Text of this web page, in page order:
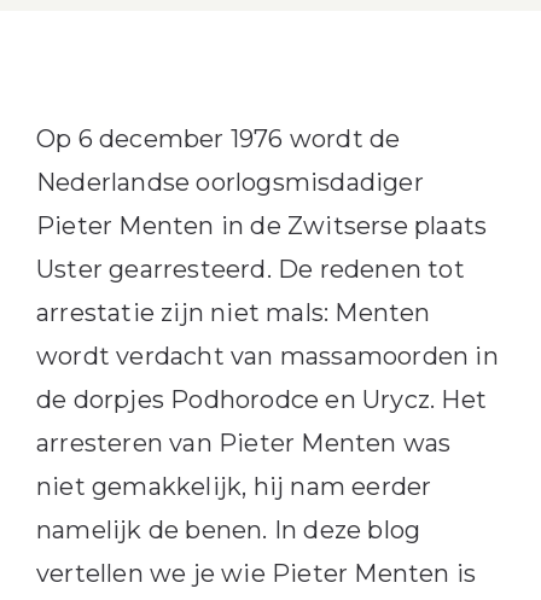
Op 6 december 1976 wordt de
Nederlandse oorlogsmisdadiger
Pieter Menten in de Zwitserse plaats
Uster gearresteerd. De redenen tot
arrestatie zijn niet mals: Menten
wordt verdacht van massamoorden in
de dorpjes Podhorodce en Urycz. Het
arresteren van Pieter Menten was
niet gemakkelijk, hij nam eerder
namelijk de benen. In deze blog
vertellen we je wie Pieter Menten is